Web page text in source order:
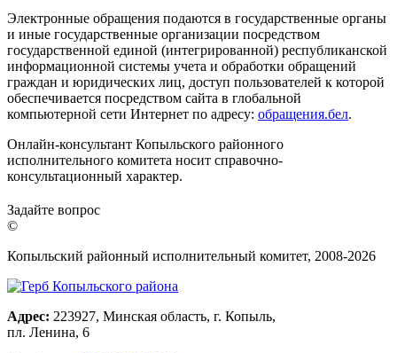
Электронные обращения подаются в государственные органы
и иные государственные организации посредством
государственной единой (интегрированной) республиканской
информационной системы учета и обработки обращений
граждан и юридических лиц, доступ пользователей к которой
обеспечивается посредством сайта в глобальной
компьютерной сети Интернет по адресу: обращения.бел.
Онлайн-консультант Копыльского районного
исполнительного комитета носит справочно-
консультационный характер.
Задайте вопрос
©
Копыльский районный исполнительный комитет, 2008-2026
Адрес: 223927, Минская область, г. Копыль,
пл. Ленина, 6